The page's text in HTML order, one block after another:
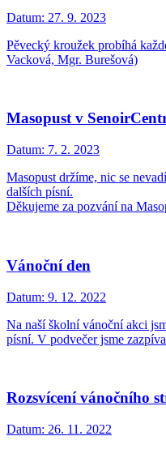
Datum: 27. 9. 2023
Pěvecký kroužek probíhá
Vacková, Mgr. Burešová)
Masopust v
Datum: 7. 2. 2023
Masopust držíme, nic se
dalších písní.
Děkujeme za pozvání na
Vánoční den
Datum: 9. 12. 2022
Na naší školní vánoční akci
písní. V podvečer jsme
Rozsvícení vánočního
Datum: 26. 11. 2022